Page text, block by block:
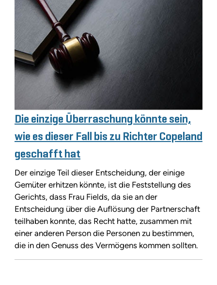
Die einzige Überraschung könnte sein,
wie es dieser Fall bis zu Richter Copeland
geschafft hat
Der einzige Teil dieser Entscheidung, der einige
Gemüter erhitzen könnte, ist die Feststellung des
Gerichts, dass Frau Fields, da sie an der
Entscheidung über die Auflösung der Partnerschaft
teilhaben konnte, das Recht hatte, zusammen mit
einer anderen Person die Personen zu bestimmen,
die in den Genuss des Vermögens kommen sollten.